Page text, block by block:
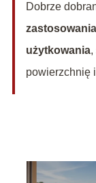
Dobrze
użytkowania,
powierzchnię